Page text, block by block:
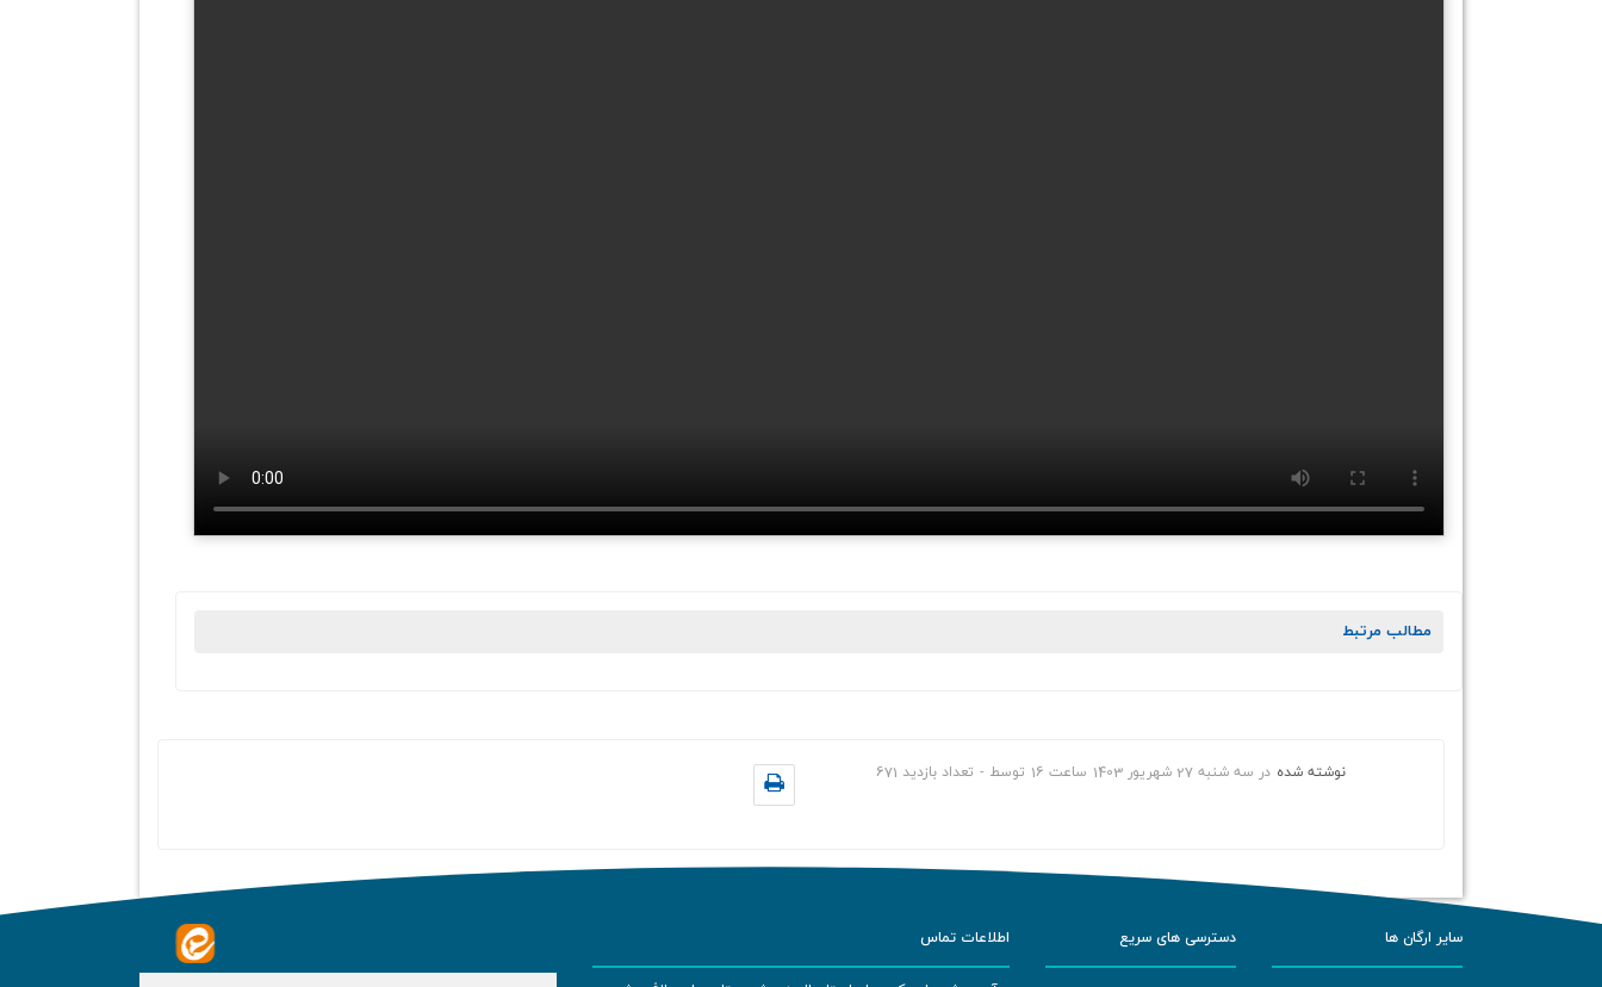
مطالب مرتبط
نوشته شده در سه شنبه 27 شهریور 1403 ساعت 16 توسط - تعداد بازدید 671
سایر ارگان ها دسترسی های سریع اطلاعات تماس